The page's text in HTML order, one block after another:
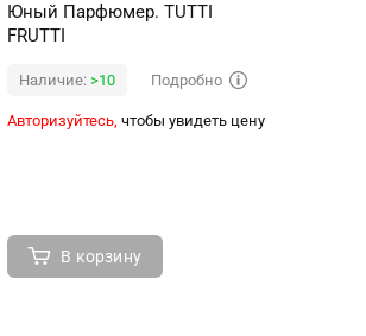
Юный Парфюмер. TUTTI
FRUTTI
Наличие: >10 Подробно
Авторизуйтесь, чтобы увидеть цену
В корзину